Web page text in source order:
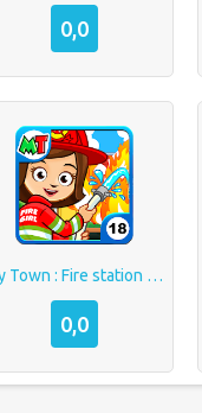
0,0
My Town : Fire station Rescue
0,0